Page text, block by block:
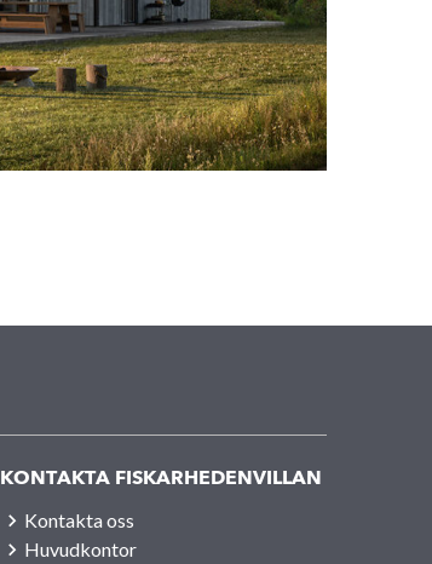
KONTAKTA FISKARHEDENVILLAN
Kontakta oss
Huvudkontor